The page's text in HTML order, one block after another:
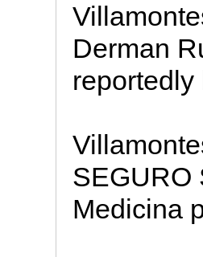
Derman
SEGURO
Medicina